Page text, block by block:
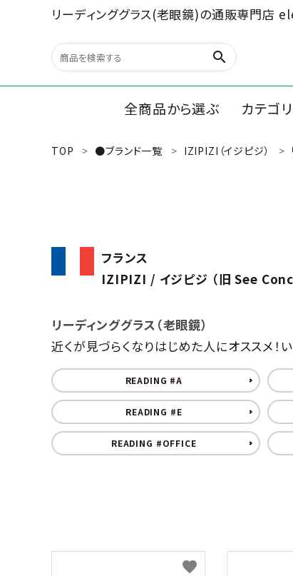
リーディンググラス(老眼鏡)の通販専門店
search
全商品から選ぶ カテゴ
ル
search
ブランドから選ぶ
形から選ぶ
色から選ぶ
価格帯から選ぶ
TOP ●ブランド一覧 IZIPIZI（イジピジ）
フランス
IZIPIZI / イジピジ （旧 See
リーディンググラス（老眼鏡）
近くが見づらくなりはじめた人にオススメ
READING #A
READING #E
READING #OFFICE
favorite